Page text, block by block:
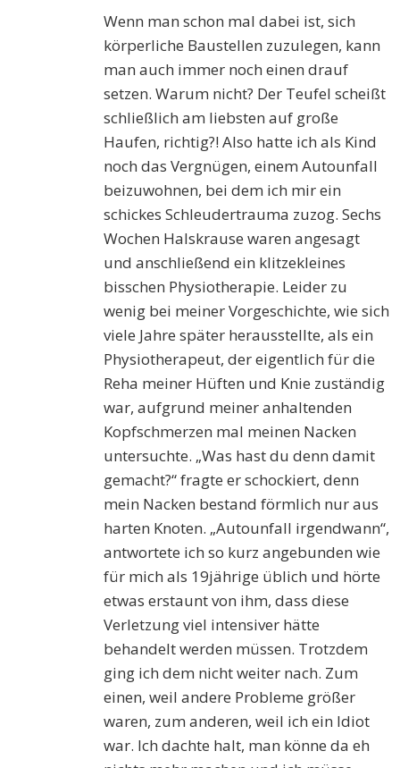
Wenn man schon mal dabei ist, sich
körperliche Baustellen zuzulegen, kann
man auch immer noch einen drauf
setzen. Warum nicht? Der Teufel scheißt
schließlich am liebsten auf große
Haufen, richtig?! Also hatte ich als Kind
noch das Vergnügen, einem Autounfall
beizuwohnen, bei dem ich mir ein
schickes Schleudertrauma zuzog. Sechs
Wochen Halskrause waren angesagt
und anschließend ein klitzekleines
bisschen Physiotherapie. Leider zu
wenig bei meiner Vorgeschichte, wie sich
viele Jahre später herausstellte, als ein
Physiotherapeut, der eigentlich für die
Reha meiner Hüften und Knie zuständig
war, aufgrund meiner anhaltenden
Kopfschmerzen mal meinen Nacken
untersuchte. „Was hast du denn damit
gemacht?“ fragte er schockiert, denn
mein Nacken bestand förmlich nur aus
harten Knoten. „Autounfall irgendwann“,
antwortete ich so kurz angebunden wie
für mich als 19jährige üblich und hörte
etwas erstaunt von ihm, dass diese
Verletzung viel intensiver hätte
behandelt werden müssen. Trotzdem
ging ich dem nicht weiter nach. Zum
einen, weil andere Probleme größer
waren, zum anderen, weil ich ein Idiot
war. Ich dachte halt, man könne da eh